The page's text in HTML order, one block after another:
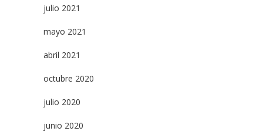
julio 2021
mayo 2021
abril 2021
octubre 2020
julio 2020
junio 2020